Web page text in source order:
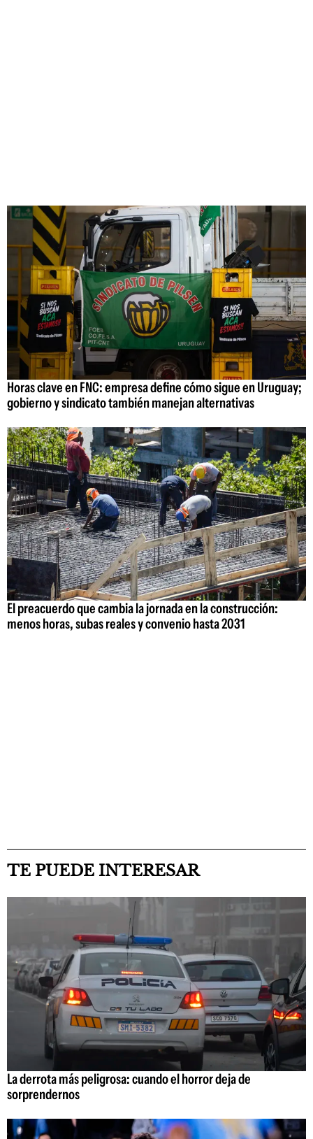
Horas clave en FNC: empresa define cómo sigue en Uruguay;
gobierno y sindicato también manejan alternativas
El preacuerdo que cambia la jornada en la construcción:
menos horas, subas reales y convenio hasta 2031
TE PUEDE INTERESAR
La derrota más peligrosa: cuando el horror deja de
sorprendernos